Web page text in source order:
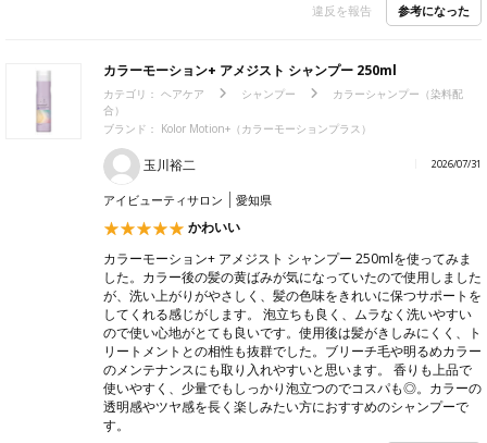
違反を報告 参考になった
カラーモーション+ アメジスト シャンプー 250ml
カテゴリ： ヘアケア シャンプー
カラーシャンプー（染料配
合）
ブランド： Kolor Motion+（カラーモーションプラス）
玉川裕二 2026/07/31
アイビューティサロン 愛知県
かわいい
カラーモーション+ アメジスト シャンプー 250mlを使ってみま
した。カラー後の髪の黄ばみが気になっていたので使用しました
が、洗い上がりがやさしく、髪の色味をきれいに保つサポートを
してくれる感じがします。 泡立ちも良く、ムラなく洗いやすい
ので使い心地がとても良いです。使用後は髪がきしみにくく、ト
リートメントとの相性も抜群でした。ブリーチ毛や明るめカラー
のメンテナンスにも取り入れやすいと思います。 香りも上品で
使いやすく、少量でもしっかり泡立つのでコスパも◎。カラーの
透明感やツヤ感を長く楽しみたい方におすすめのシャンプーで
す。